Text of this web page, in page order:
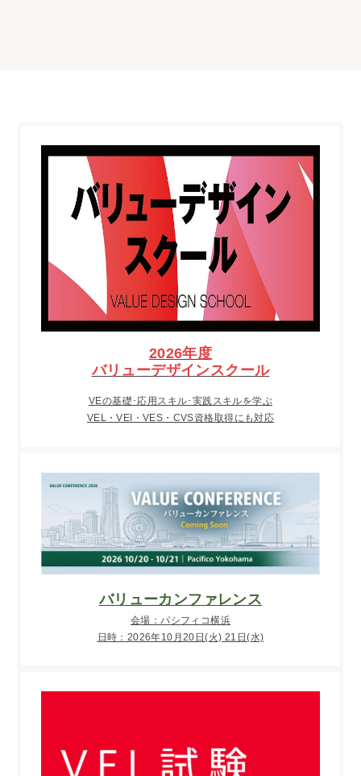
2026年度
バリューデザインスクール
VEの基礎･応用スキル･実践スキルを学ぶ
VEL・VEI・VES・CVS資格取得にも対応
バリューカンファレンス
会場：パシフィコ横浜
日時：2026年10月20日(火) 21日(水)